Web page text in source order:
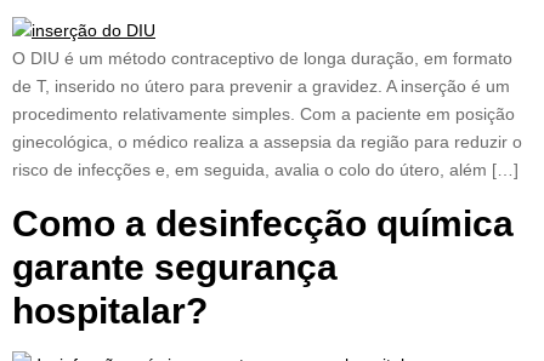
O DIU é um método contraceptivo de longa duração, em formato
de T, inserido no útero para prevenir a gravidez. A inserção é um
procedimento relativamente simples. Com a paciente em posição
ginecológica, o médico realiza a assepsia da região para reduzir o
risco de infecções e, em seguida, avalia o colo do útero, além […]
Como a desinfecção química
garante segurança
hospitalar?